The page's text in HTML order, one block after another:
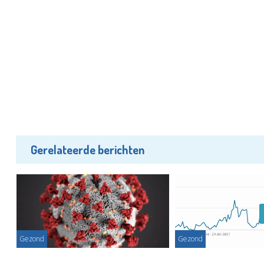
Gerelateerde berichten
Gezond Gezond